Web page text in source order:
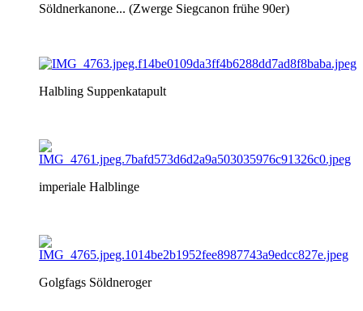
Söldnerkanone... (Zwerge Siegcanon frühe 90er)
Halbling Suppenkatapult
imperiale Halblinge
Golgfags Söldneroger